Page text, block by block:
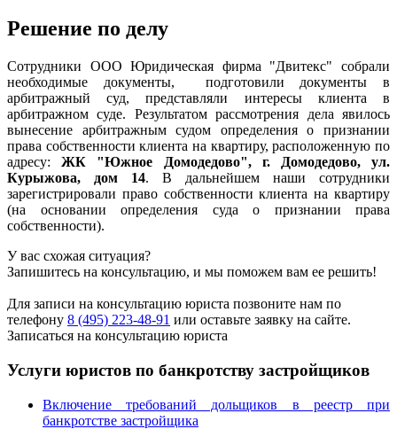
Решение по делу
Сотрудники ООО Юридическая фирма "Двитекс" собрали
необходимые документы, подготовили документы в
арбитражный суд, представляли интересы клиента в
арбитражном суде. Результатом рассмотрения дела явилось
вынесение арбитражным судом определения о признании
права собственности клиента на квартиру, расположенную по
адресу: ЖК "Южное Домодедово", г. Домодедово, ул.
Курыжова, дом 14. В дальнейшем наши сотрудники
зарегистрировали право собственности клиента на квартиру
(на основании определения суда о признании права
собственности).
У вас схожая ситуация?
Запишитесь на консультацию, и мы поможем вам ее решить!
Для записи на консультацию юриста позвоните нам по
телефону 8 (495) 223-48-91 или оставьте заявку на сайте.
Записаться на консультацию юриста
Услуги юристов по банкротству застройщиков
Включение требований дольщиков в реестр при
банкротстве застройщика